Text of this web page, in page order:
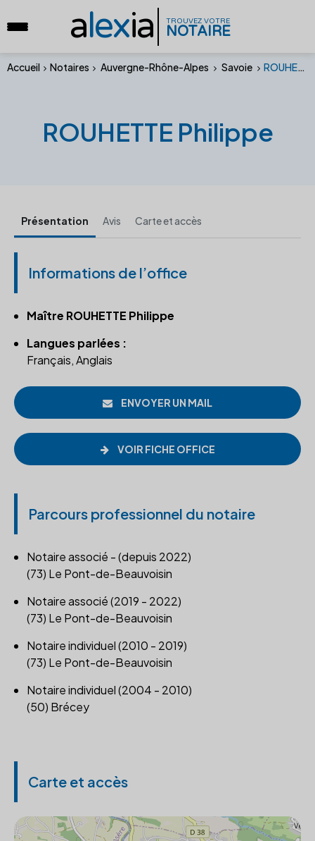
alexia TROUVEZ VOTRE
NOTAIRE
Accueil Notaires Auvergne-Rhône-Alpes Savoie ROUHETTE Philippe
ROUHETTE Philippe
Présentation Avis Carte et accès
Informations de l’office
Maître ROUHETTE Philippe
Langues parlées :
Français, Anglais
ENVOYER UN MAIL
VOIR FICHE OFFICE
Parcours professionnel du notaire
Notaire associé - (depuis 2022)
(73) Le Pont-de-Beauvoisin
Notaire associé (2019 - 2022)
(73) Le Pont-de-Beauvoisin
Notaire individuel (2010 - 2019)
(73) Le Pont-de-Beauvoisin
Notaire individuel (2004 - 2010)
(50) Brécey
Carte et accès